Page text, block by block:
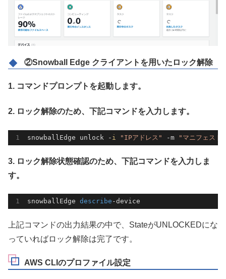
②Snowball Edge クライアントを用いたロック解除
1. コマンドプロンプトを起動します。
2. ロック解除のため、下記コマンドを入力します。
snowballEdge unlock - i "IPアドレス" -m "マニフェスト
3. ロック解除状態確認のため、下記コマンドを入力しま
す。
snowballEdge describe -device
上記コマンドの出力結果の中で、StateがUNLOCKEDにな
っていればロック解除は完了です。
AWS CLIのプロファイル設定